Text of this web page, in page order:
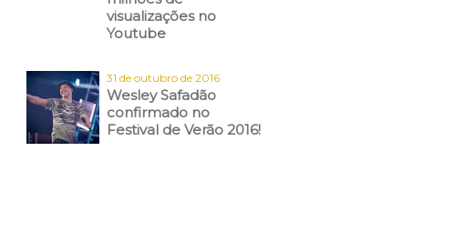
visualizações no
Youtube
31 de outubro de 2016
Wesley Safadão
confirmado no
Festival de Verão 2016!